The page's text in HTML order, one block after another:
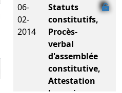
06-
02-
2014
Statuts
constitutifs,
Procès-
verbal
d'assemblée
constitutive,
Attestation